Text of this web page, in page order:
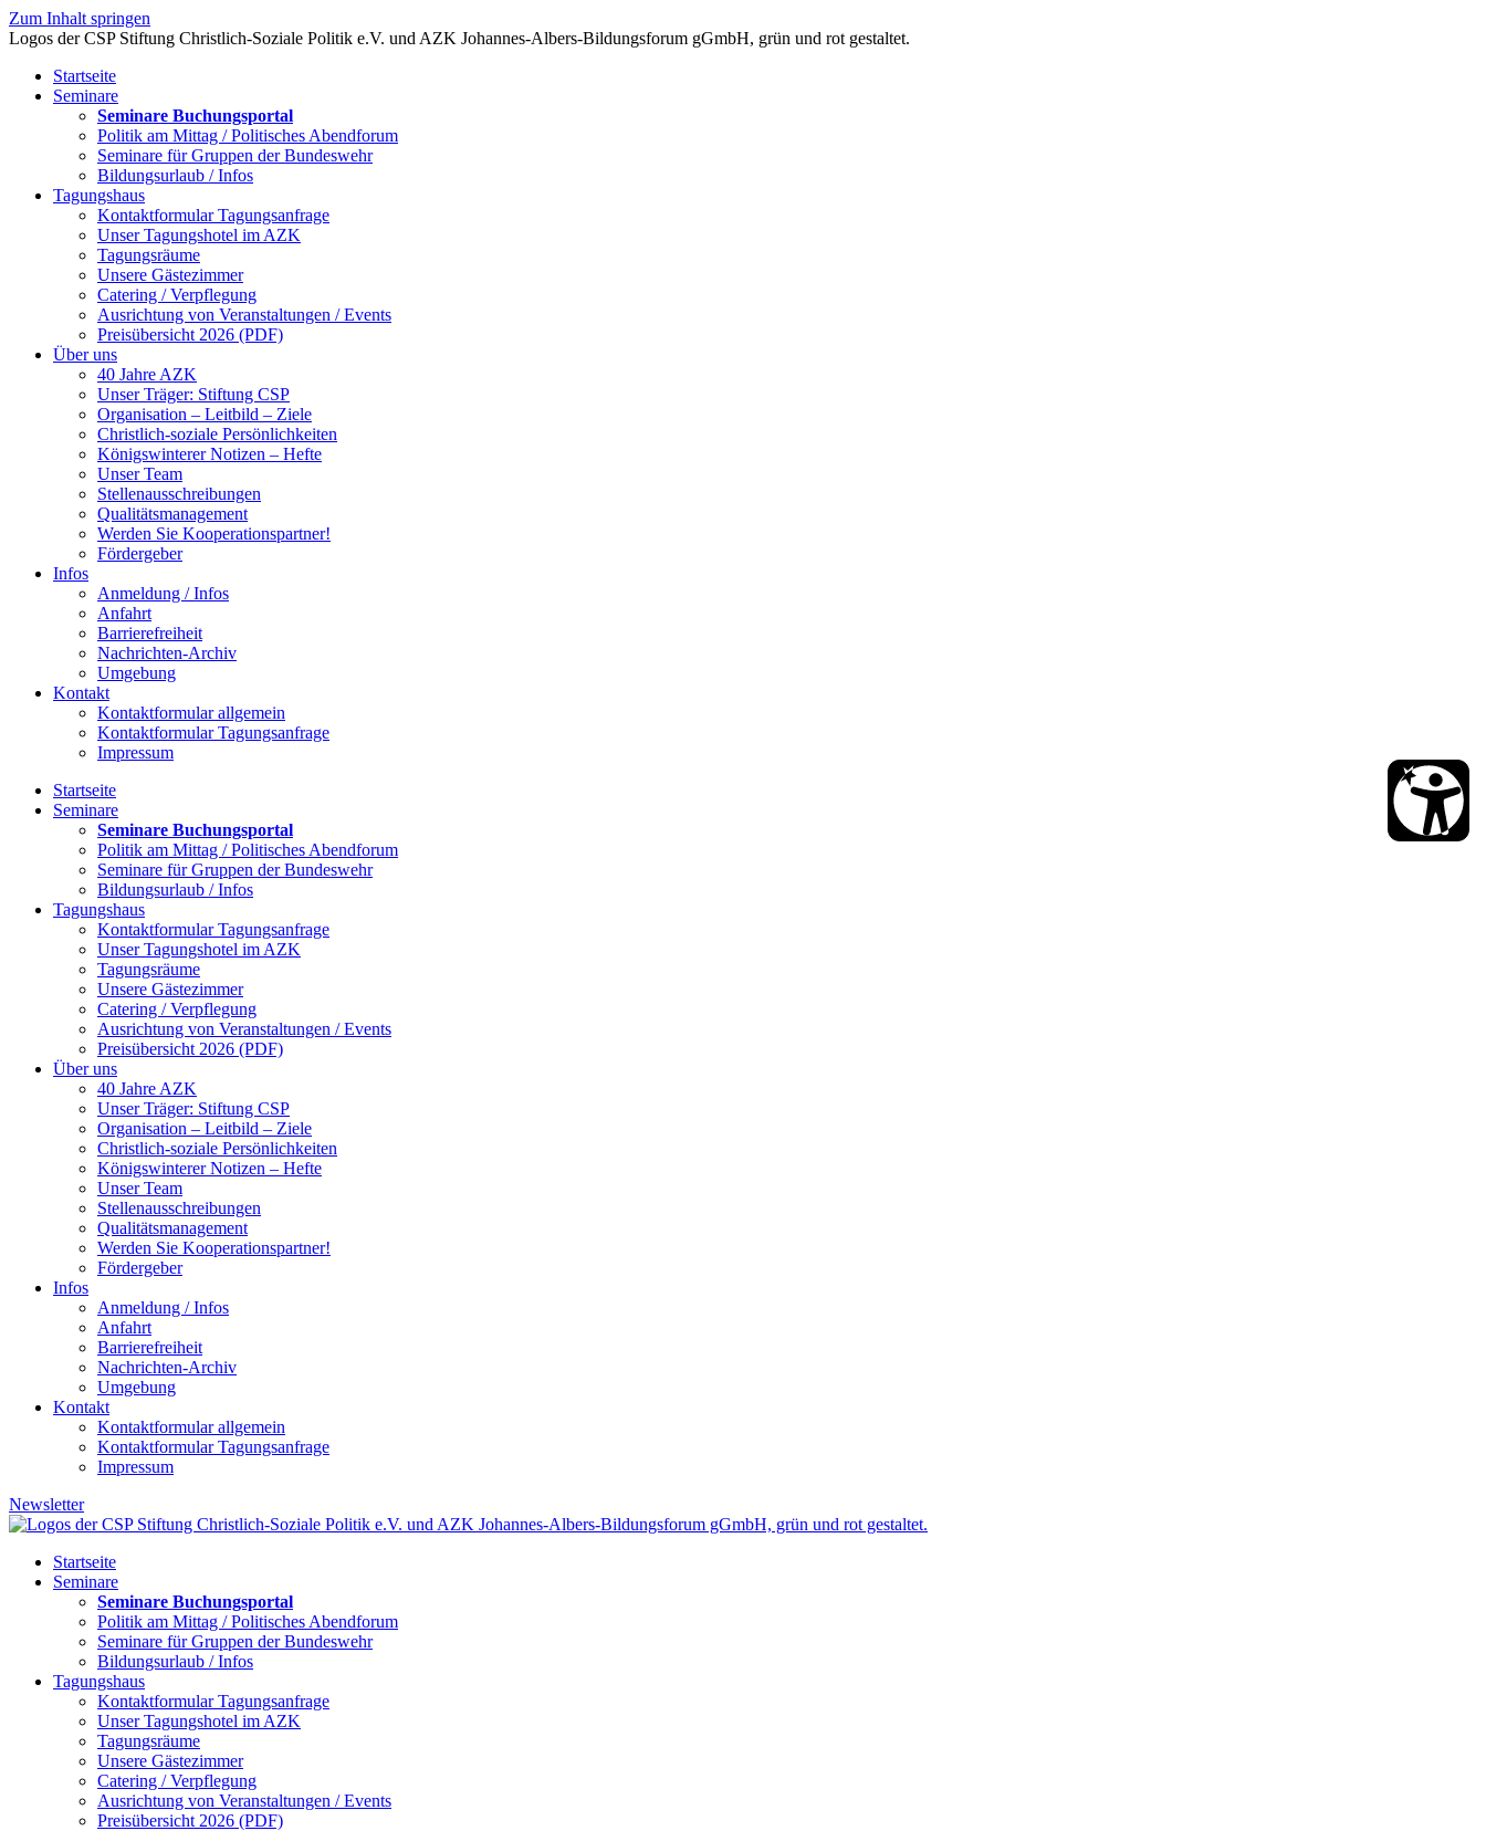
Zum Inhalt springen
Startseite
Seminare
Seminare Buchungsportal
Politik am Mittag / Politisches Abendforum
Seminare für Gruppen der Bundeswehr
Bildungsurlaub / Infos
Tagungshaus
Kontaktformular Tagungsanfrage
Unser Tagungshotel im AZK
Tagungsräume
Unsere Gästezimmer
Catering / Verpflegung
Ausrichtung von Veranstaltungen / Events
Preisübersicht 2026 (PDF)
Über uns
40 Jahre AZK
Unser Träger: Stiftung CSP
Organisation – Leitbild – Ziele
Christlich-soziale Persönlichkeiten
Königswinterer Notizen – Hefte
Unser Team
Stellenausschreibungen
Qualitätsmanagement
Werden Sie Kooperationspartner!
Fördergeber
Infos
Anmeldung / Infos
Anfahrt
Barrierefreiheit
Nachrichten-Archiv
Umgebung
Kontakt
Kontaktformular allgemein
Kontaktformular Tagungsanfrage
Impressum
Startseite
Seminare
Seminare Buchungsportal
Politik am Mittag / Politisches Abendforum
Seminare für Gruppen der Bundeswehr
Bildungsurlaub / Infos
Tagungshaus
Kontaktformular Tagungsanfrage
Unser Tagungshotel im AZK
Tagungsräume
Unsere Gästezimmer
Catering / Verpflegung
Ausrichtung von Veranstaltungen / Events
Preisübersicht 2026 (PDF)
Über uns
40 Jahre AZK
Unser Träger: Stiftung CSP
Organisation – Leitbild – Ziele
Christlich-soziale Persönlichkeiten
Königswinterer Notizen – Hefte
Unser Team
Stellenausschreibungen
Qualitätsmanagement
Werden Sie Kooperationspartner!
Fördergeber
Infos
Anmeldung / Infos
Anfahrt
Barrierefreiheit
Nachrichten-Archiv
Umgebung
Kontakt
Kontaktformular allgemein
Kontaktformular Tagungsanfrage
Impressum
Newsletter
Startseite
Seminare
Seminare Buchungsportal
Politik am Mittag / Politisches Abendforum
Seminare für Gruppen der Bundeswehr
Bildungsurlaub / Infos
Tagungshaus
Kontaktformular Tagungsanfrage
Unser Tagungshotel im AZK
Tagungsräume
Unsere Gästezimmer
Catering / Verpflegung
Ausrichtung von Veranstaltungen / Events
Preisübersicht 2026 (PDF)